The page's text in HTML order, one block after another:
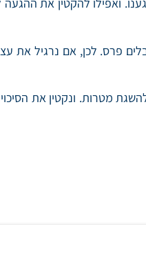
ואפילו להקטין את
פרס. לכן, אם נרגיל
מטרות. ונקטין את